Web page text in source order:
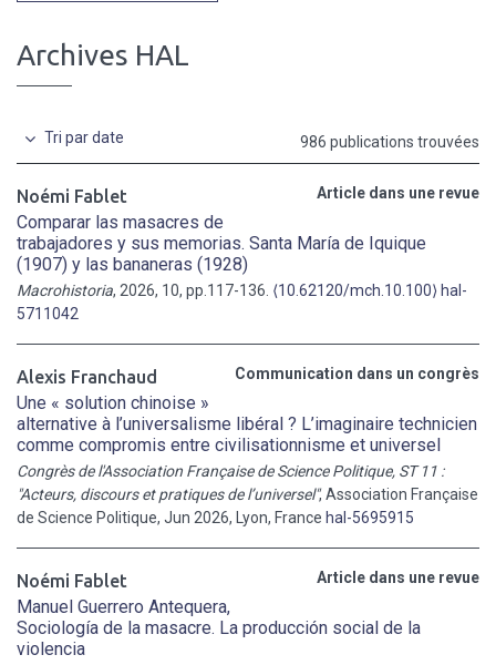
Archives HAL
Tri par date 986 publications trouvées
Article dans une revue
Noémi Fablet
Comparar las masacres de
trabajadores y sus memorias. Santa María de Iquique
(1907) y las bananeras (1928)
Macrohistoria, 2026, 10, pp.117-136. ⟨10.62120/mch.10.100⟩ hal-
5711042
Communication dans un congrès
Alexis Franchaud
Une « solution chinoise »
alternative à l’universalisme libéral ? L’imaginaire technicien
comme compromis entre civilisationnisme et universel
Congrès de l'Association Française de Science Politique, ST 11 :
"Acteurs, discours et pratiques de l’universel", Association Française
de Science Politique, Jun 2026, Lyon, France hal-5695915
Article dans une revue
Noémi Fablet
Manuel Guerrero Antequera,
Sociología de la masacre. La producción social de la
violencia